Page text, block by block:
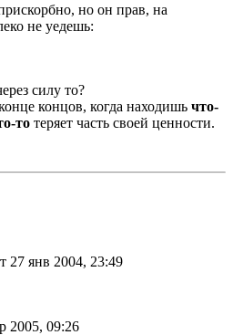
но он прав, на
не уедешь:
силу то?
концов, когда находишь что-
то теряет часть своей ценности.
27 янв 2004, 23:49
2005, 09:26